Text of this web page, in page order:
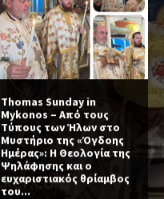
Thomas Sunday in
Mykonos – Από τους
Τύπους των Ήλων στο
Μυστήριο της «Όγδοης
Ημέρας»: Η Θεολογία της
Ψηλάφησης και ο
ευχαριστιακός θρίαμβος
του...